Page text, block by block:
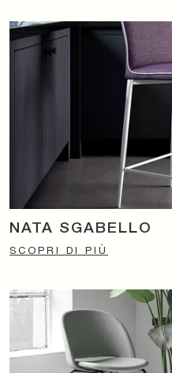
NATA SGABELLO
SCOPRI DI PIÙ